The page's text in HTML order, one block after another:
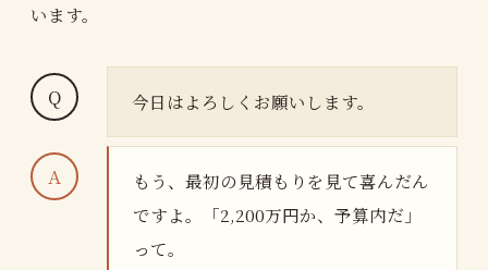
います。
今日はよろしくお願いします。
もう、最初の見積もりを見て喜んだん
ですよ。「2,200万円か、予算内だ」
って。